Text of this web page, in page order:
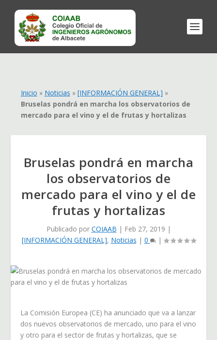
Inicio » Noticias » [INFORMACIÓN GENERAL] »
Bruselas pondrá en marcha los observatorios de
mercado para el vino y el de frutas y hortalizas
Bruselas pondrá en marcha
los observatorios de
mercado para el vino y el de
frutas y hortalizas
Publicado por COIAAB | Feb 27, 2019 |
[INFORMACIÓN GENERAL], Noticias | 0 |
La Comisión Europea (CE) ha anunciado que va a lanzar
dos nuevos observatorios de mercado, uno para el vino
y otro para el sector de frutas y hortalizas, que se